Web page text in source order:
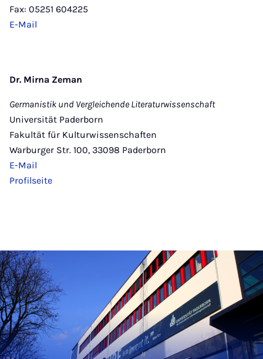
Fax: 05251 604225
E-Mail
Dr. Mirna Zeman
Germanistik und Vergleichende Literaturwissenschaft
Universität Paderborn
Fakultät für Kulturwissenschaften
Warburger Str. 100, 33098 Paderborn
E-Mail
Profilseite